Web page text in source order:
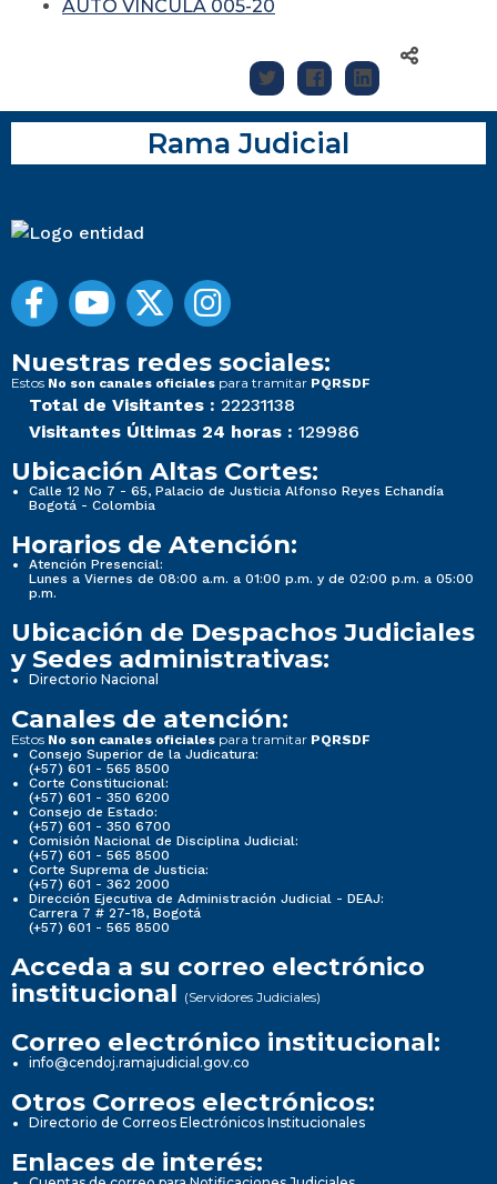
AUTO VINCULA 005-20
Rama Judicial
Nuestras redes sociales:
Estos No son canales oficiales para tramitar PQRSDF
Total de Visitantes : 22231138
Visitantes Últimas 24 horas : 129986
Ubicación Altas Cortes:
Calle 12 No 7 - 65, Palacio de Justicia Alfonso Reyes Echandía
Bogotá - Colombia
Horarios de Atención:
Atención Presencial:
Lunes a Viernes de 08:00 a.m. a 01:00 p.m. y de 02:00 p.m. a 05:00
p.m.
Ubicación de Despachos Judiciales
y Sedes administrativas:
Directorio Nacional
Canales de atención:
Estos No son canales oficiales para tramitar PQRSDF
Consejo Superior de la Judicatura:
(+57) 601 - 565 8500
Corte Constitucional:
(+57) 601 - 350 6200
Consejo de Estado:
(+57) 601 - 350 6700
Comisión Nacional de Disciplina Judicial:
(+57) 601 - 565 8500
Corte Suprema de Justicia:
(+57) 601 - 362 2000
Dirección Ejecutiva de Administración Judicial - DEAJ:
Carrera 7 # 27-18, Bogotá
(+57) 601 - 565 8500
Acceda a su correo electrónico
institucional (Servidores Judiciales)
Correo electrónico institucional:
info@cendoj.ramajudicial.gov.co
Otros Correos electrónicos:
Directorio de Correos Electrónicos Institucionales
Enlaces de interés: